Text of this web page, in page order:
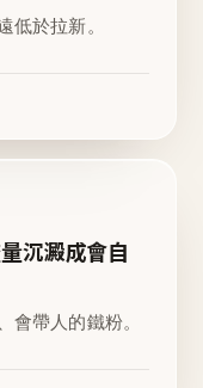
低於拉新。
沉澱成會自
會帶人的鐵粉。